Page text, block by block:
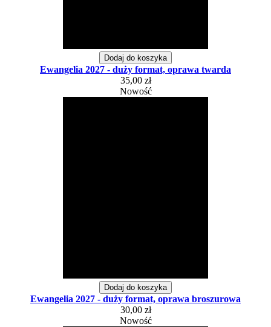
Dodaj do koszyka
Ewangelia 2027 - duży format, oprawa twarda
35,00 zł
Nowość
Dodaj do koszyka
Ewangelia 2027 - duży format, oprawa broszurowa
30,00 zł
Nowość